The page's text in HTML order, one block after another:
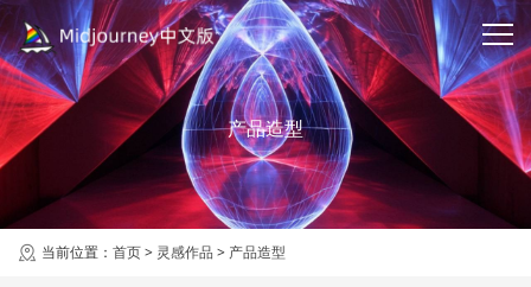
产品造型
当前位置： 首页> 灵感作品 > 产品造型